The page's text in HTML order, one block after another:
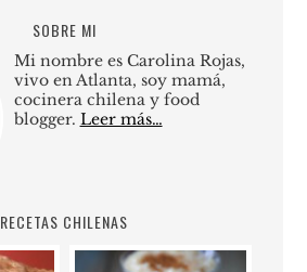
SOBRE MI
Mi nombre es Carolina Rojas,
vivo en Atlanta, soy mamá,
cocinera chilena y food
blogger. Leer más…
RECETAS CHILENAS